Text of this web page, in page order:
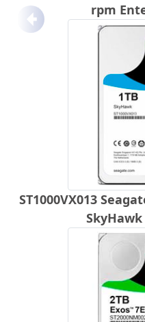
rpm
ST1000VX013
Anterior